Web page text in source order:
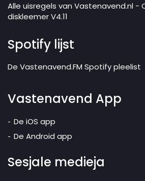
Alle uisregels van Vastenavend.nl -
diskleemer V4.11
Spotify lijst
De Vastenavend.FM Spotify pleelist
Vastenavend App
De iOS app
De Android app
Sesjale medieja